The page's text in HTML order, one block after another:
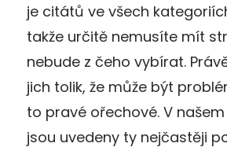
je citátů ve všech
takže určitě nemusíte mít
nebude z čeho vybírat.
jich tolik, že může být
to pravé ořechové. V
jsou uvedeny ty nejčastěji